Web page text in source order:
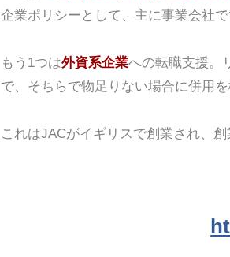
企業ポリシーとして、主に事業会社
もう1つは外資系企業への転職支援。
で、そちらで物足りない場合に併用
これはJACがイギリスで創業され、